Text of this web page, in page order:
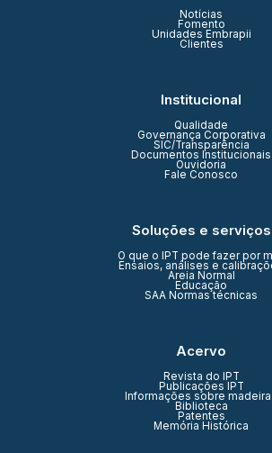
Notícias
Fomento
Unidades Embrapii
Clientes
Institucional
Qualidade
Governança Corporativa
SIC/Transparência
Documentos Institucionais
Ouvidoria
Fale Conosco
Soluções e serviços
O que o IPT pode fazer por
Ensaios, análises e
Areia Normal
Educação
SAA Normas técnicas
Acervo
Revista do IPT
Publicações IPT
Informações sobre
Biblioteca
Patentes
Memória Histórica